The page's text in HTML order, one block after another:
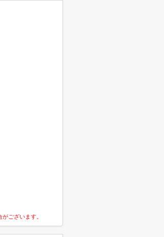
ございます。